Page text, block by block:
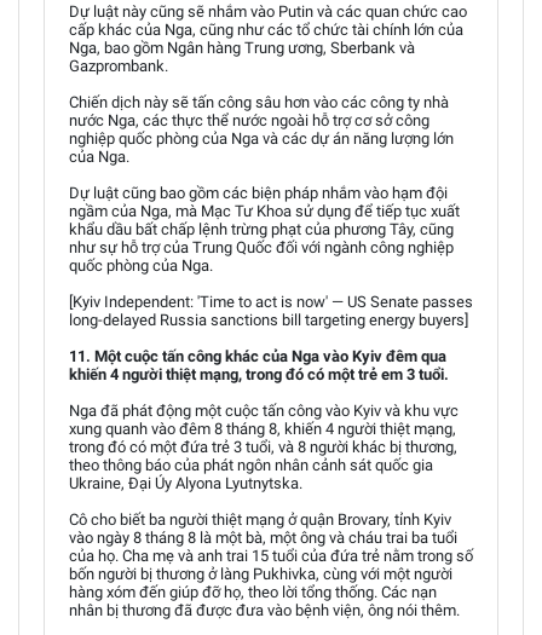
Dự luật này cũng sẽ nhắm vào Putin và các quan chức cao
cấp khác của Nga, cũng như các tổ chức tài chính lớn của
Nga, bao gồm Ngân hàng Trung ương, Sberbank và
Gazprombank.
Chiến dịch này sẽ tấn công sâu hơn vào các công ty nhà
nước Nga, các thực thể nước ngoài hỗ trợ cơ sở công
nghiệp quốc phòng của Nga và các dự án năng lượng lớn
của Nga.
Dự luật cũng bao gồm các biện pháp nhắm vào hạm đội
ngầm của Nga, mà Mạc Tư Khoa sử dụng để tiếp tục xuất
khẩu dầu bất chấp lệnh trừng phạt của phương Tây, cũng
như sự hỗ trợ của Trung Quốc đối với ngành công nghiệp
quốc phòng của Nga.
[Kyiv Independent: 'Time to act is now' — US Senate passes
long-delayed Russia sanctions bill targeting energy buyers]
11. Một cuộc tấn công khác của Nga vào Kyiv đêm qua
khiến 4 người thiệt mạng, trong đó có một trẻ em 3 tuổi.
Nga đã phát động một cuộc tấn công vào Kyiv và khu vực
xung quanh vào đêm 8 tháng 8, khiến 4 người thiệt mạng,
trong đó có một đứa trẻ 3 tuổi, và 8 người khác bị thương,
theo thông báo của phát ngôn nhân cảnh sát quốc gia
Ukraine, Đại Úy Alyona Lyutnytska.
Cô cho biết ba người thiệt mạng ở quận Brovary, tỉnh Kyiv
vào ngày 8 tháng 8 là một bà, một ông và cháu trai ba tuổi
của họ. Cha mẹ và anh trai 15 tuổi của đứa trẻ nằm trong số
bốn người bị thương ở làng Pukhivka, cùng với một người
hàng xóm đến giúp đỡ họ, theo lời tổng thống. Các nạn
nhân bị thương đã được đưa vào bệnh viện, ông nói thêm.